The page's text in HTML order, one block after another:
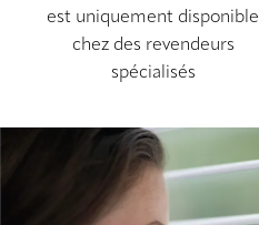
est uniquement disponible
chez des revendeurs
spécialisés